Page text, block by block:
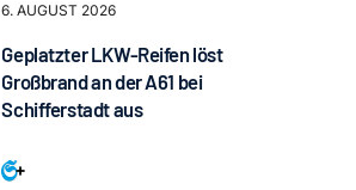
6. AUGUST 2026
Geplatzter LKW-Reifen löst
Großbrand an der A61 bei
Schifferstadt aus